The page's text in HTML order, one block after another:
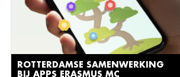
ROTTERDAMSE SAMENWERKING
BIJ APPS ERASMUS MC